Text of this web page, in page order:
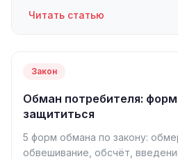
Читать статью
Закон
Обман потребителя:
защититься
5 форм обмана по закону:
обвешивание, обсчёт,